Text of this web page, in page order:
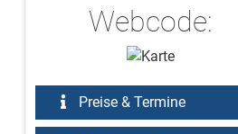
Webcode:
Preise & Termine